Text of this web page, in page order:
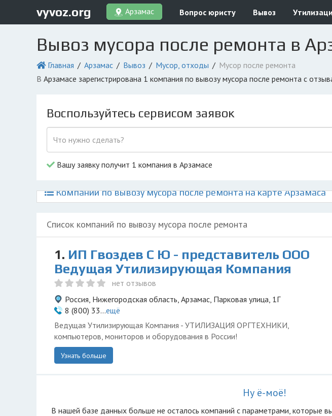
vyvoz.org Арзамас Вопрос юристу Вывоз
Вывоз мусора после ремонта в
Главная Арзамас Вывоз Мусор, отходы
Мусор после ремонта
в Арзамасе зарегистрирована 1 компания по вывозу мусора после ремонта с
Воспользуйтесь сервисом заявок
Вашу заявку получит 1 компания в Арзамасе
Компании по вывозу мусора после ремонта на карте Арзамаса
Список компаний по вывозу мусора после ремонта
1. ИП Гвоздев С Ю - представитель ООО
Ведущая Утилизирующая Компания
нет отзывов
Россия, Нижегородская область, Арзамас, Парковая улица, 1Г
8 (800) 33...ещё
Ведущая Утилизирующая Компания - УТИЛИЗАЦИЯ ОРГТЕХНИКИ,
компьютеров, мониторов и оборудования в России!
Узнать больше
Ну ё-моё!
В нашей базе данных больше не осталоcь компаний с параметрами, которые